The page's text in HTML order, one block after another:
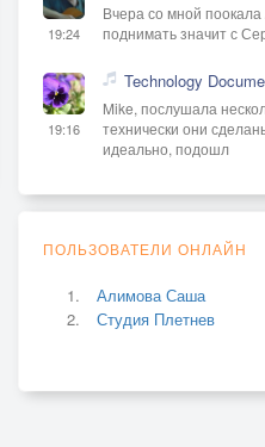
19:24
Вчера со мной
поднимать значит с
19:16
Technology
Mike, послушала
технически они
идеально, подошл
ПОЛЬЗОВАТЕЛИ ОНЛАЙН
Алимова Саша
Студия Плетнев